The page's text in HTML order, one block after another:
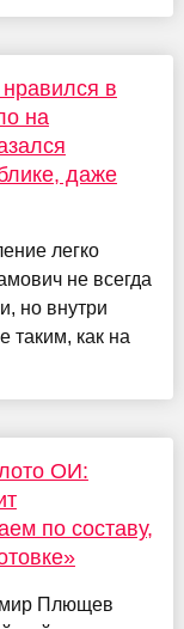
в
на
даже
легко
не всегда
но внутри
таким, как на
ОИ:
по составу,
Плющев